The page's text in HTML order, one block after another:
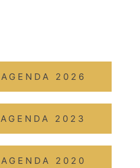
AGENDA 2026
AGENDA 2023
AGENDA 2020